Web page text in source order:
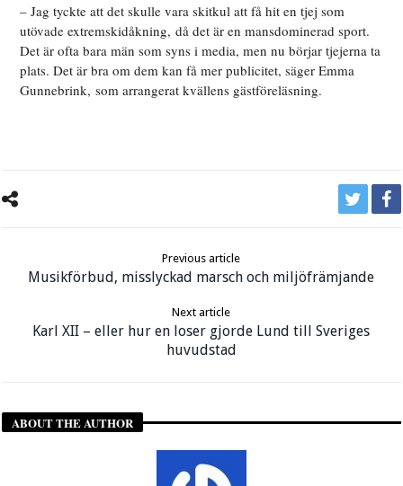
– Jag tyckte att det skulle vara skitkul att få hit en tjej som
utövade extremskidåkning, då det är en mansdominerad sport.
Det är ofta bara män som syns i media, men nu börjar tjejerna ta
plats. Det är bra om dem kan få mer publicitet, säger Emma
Gunnebrink, som arrangerat kvällens gästföreläsning.
Previous article
Musikförbud, misslyckad marsch och miljöfrämjande
Next article
Karl XII – eller hur en loser gjorde Lund till Sveriges
huvudstad
ABOUT THE AUTHOR